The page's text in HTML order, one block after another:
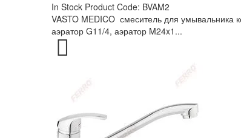
In Stock Product Code: BVAM2
VASTO MEDICO смеситель для умывальника
аэратор G11/4, аэратор M24x1...